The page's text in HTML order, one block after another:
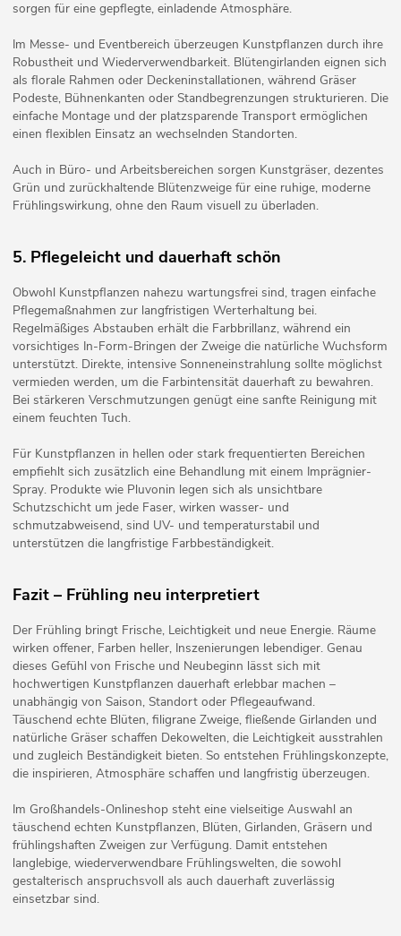
sorgen für eine gepflegte, einladende Atmosphäre.
Im Messe- und Eventbereich überzeugen Kunstpflanzen durch ihre
Robustheit und Wiederverwendbarkeit. Blütengirlanden eignen sich
als florale Rahmen oder Deckeninstallationen, während Gräser
Podeste, Bühnenkanten oder Standbegrenzungen strukturieren. Die
einfache Montage und der platzsparende Transport ermöglichen
einen flexiblen Einsatz an wechselnden Standorten.
Auch in Büro- und Arbeitsbereichen sorgen Kunstgräser, dezentes
Grün und zurückhaltende Blütenzweige für eine ruhige, moderne
Frühlingswirkung, ohne den Raum visuell zu überladen.
5. Pflegeleicht und dauerhaft schön
Obwohl Kunstpflanzen nahezu wartungsfrei sind, tragen einfache
Pflegemaßnahmen zur langfristigen Werterhaltung bei.
Regelmäßiges Abstauben erhält die Farbbrillanz, während ein
vorsichtiges In-Form-Bringen der Zweige die natürliche Wuchsform
unterstützt. Direkte, intensive Sonneneinstrahlung sollte möglichst
vermieden werden, um die Farbintensität dauerhaft zu bewahren.
Bei stärkeren Verschmutzungen genügt eine sanfte Reinigung mit
einem feuchten Tuch.
Für Kunstpflanzen in hellen oder stark frequentierten Bereichen
empfiehlt sich zusätzlich eine Behandlung mit einem Imprägnier-
Spray. Produkte wie Pluvonin legen sich als unsichtbare
Schutzschicht um jede Faser, wirken wasser- und
schmutzabweisend, sind UV- und temperaturstabil und
unterstützen die langfristige Farbbeständigkeit.
Fazit – Frühling neu interpretiert
Der Frühling bringt Frische, Leichtigkeit und neue Energie. Räume
wirken offener, Farben heller, Inszenierungen lebendiger. Genau
dieses Gefühl von Frische und Neubeginn lässt sich mit
hochwertigen Kunstpflanzen dauerhaft erlebbar machen –
unabhängig von Saison, Standort oder Pflegeaufwand.
Täuschend echte Blüten, filigrane Zweige, fließende Girlanden und
natürliche Gräser schaffen Dekowelten, die Leichtigkeit ausstrahlen
und zugleich Beständigkeit bieten. So entstehen Frühlingskonzepte,
die inspirieren, Atmosphäre schaffen und langfristig überzeugen.
Im Großhandels-Onlineshop steht eine vielseitige Auswahl an
täuschend echten Kunstpflanzen, Blüten, Girlanden, Gräsern und
frühlingshaften Zweigen zur Verfügung. Damit entstehen
langlebige, wiederverwendbare Frühlingswelten, die sowohl
gestalterisch anspruchsvoll als auch dauerhaft zuverlässig
einsetzbar sind.